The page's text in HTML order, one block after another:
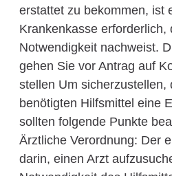
erstattet zu bekommen, ist
Krankenkasse erforderlich,
Notwendigkeit nachweist.
gehen Sie vor Antrag auf
stellen Um sicherzustellen,
benötigten Hilfsmittel eine
sollten folgende Punkte
Ärztliche Verordnung: Der
darin, einen Arzt